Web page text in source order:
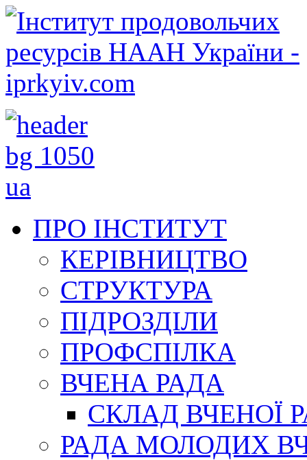
ПРО ІНСТИТУТ
КЕРІВНИЦТВО
СТРУКТУРА
ПІДРОЗДІЛИ
ПРОФСПІЛКА
ВЧЕНА РАДА
СКЛАД ВЧЕНОЇ
РАДА МОЛОДИХ